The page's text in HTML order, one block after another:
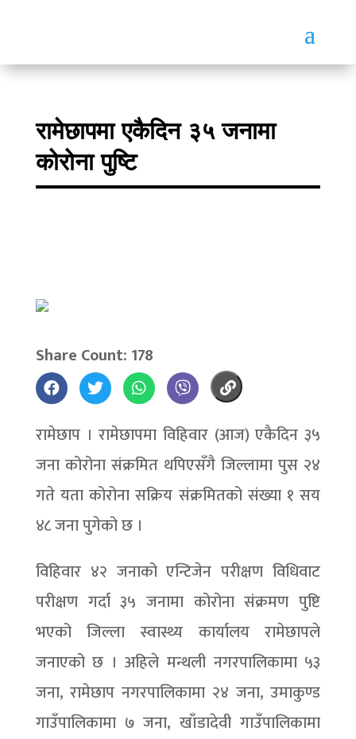
रामेछापमा एकैदिन ३५ जनामा
कोरोना पुष्टि
Share Count: 178
रामेछाप । रामेछापमा विहिवार (आज) एकैदिन ३५
जना कोरोना संक्रमित थपिएसँगै जिल्लामा पुस २४
गते यता कोरोना सक्रिय संक्रमितको संख्या १ सय
४८ जना पुगेको छ ।
विहिवार ४२ जनाको एन्टिजेन परीक्षण विधिवाट
परीक्षण गर्दा ३५ जनामा कोरोना संक्रमण पुष्टि
भएको जिल्ला स्वास्थ्य कार्यालय रामेछापले
जनाएको छ । अहिले मन्थली नगरपालिकामा ५३
जना, रामेछाप नगरपालिकामा २४ जना, उमाकुण्ड
गाउँपालिकामा ७ जना, खाँडादेवी गाउँपालिकामा